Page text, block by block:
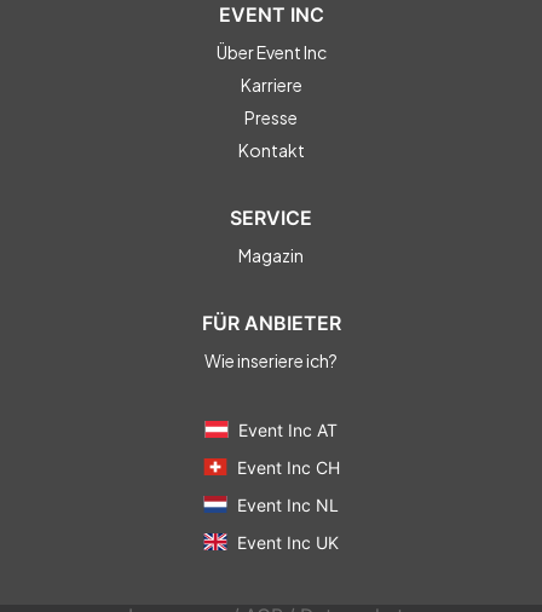
EVENT INC
Über Event Inc
Karriere
Presse
Kontakt
SERVICE
Magazin
FÜR ANBIETER
Wie inseriere ich?
Event Inc AT
Event Inc CH
Event Inc NL
Event Inc UK